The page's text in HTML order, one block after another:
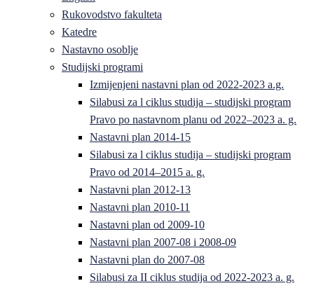
Rukovodstvo fakulteta
Katedre
Nastavno osoblje
Studijski programi
Izmijenjeni nastavni plan od 2022-2023 a.g.
Silabusi za l ciklus studija – studijski program
Pravo po nastavnom planu od 2022–2023 a. g.
Nastavni plan 2014-15
Silabusi za l ciklus studija – studijski program
Pravo od 2014–2015 a. g.
Nastavni plan 2012-13
Nastavni plan 2010-11
Nastavni plan od 2009-10
Nastavni plan 2007-08 i 2008-09
Nastavni plan do 2007-08
Silabusi za II ciklus studija od 2022-2023 a. g.